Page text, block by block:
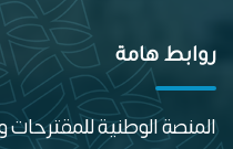
روابط هامة
المنصة الوطنية